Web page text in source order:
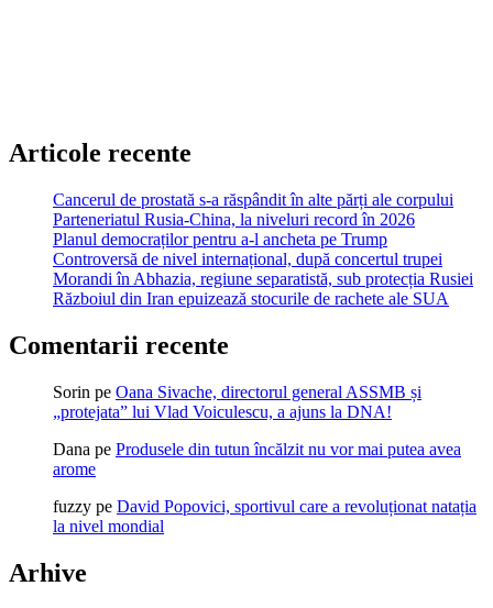
Articole recente
Cancerul de prostată s-a răspândit în alte părți ale corpului
Parteneriatul Rusia-China, la niveluri record în 2026
Planul democraților pentru a-l ancheta pe Trump
Controversă de nivel internațional, după concertul trupei
Morandi în Abhazia, regiune separatistă, sub protecția Rusiei
Războiul din Iran epuizează stocurile de rachete ale SUA
Comentarii recente
Sorin pe Oana Sivache, directorul general ASSMB și
„protejata” lui Vlad Voiculescu, a ajuns la DNA!
Dana pe Produsele din tutun încălzit nu vor mai putea avea
arome
fuzzy pe David Popovici, sportivul care a revoluționat natația
la nivel mondial
Arhive